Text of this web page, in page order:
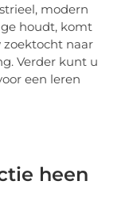
modern
houdt, komt
naar
Verder kunt u
een leren
heen